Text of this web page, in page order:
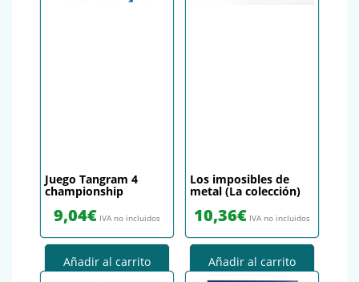
Juego Tangram 4
championship
9,04€ IVA no incluidos
Añadir al carrito
Los imposibles de
metal (La colección)
10,36€ IVA no incluidos
Añadir al carrito